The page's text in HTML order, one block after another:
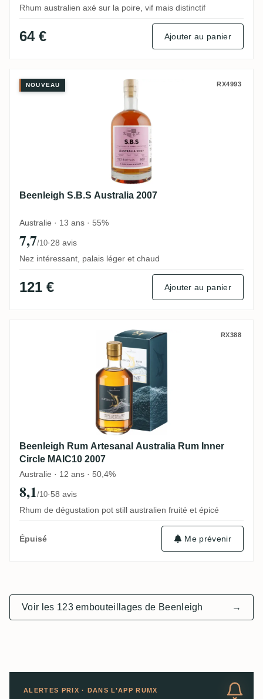
Rhum australien axé sur la poire, vif mais distinctif
64 € Ajouter au panier
Beenleigh S.B.S Australia 2007
NOUVEAU RX4993
Beenleigh S.B.S Australia 2007
Australie · 13 ans · 55%
7,7/10·28 avis
Nez intéressant, palais léger et chaud
121 € Ajouter au panier
Beenleigh Rum Artesanal Australia Rum
RX388
Beenleigh Rum Artesanal Australia Rum Inner
Circle MAIC10 2007
Australie · 12 ans · 50,4%
8,1/10·58 avis
Rhum de dégustation pot still australien fruité et épicé
Épuisé Me prévenir
Voir les 123 embouteillages de Beenleigh →
ALERTES PRIX · DANS L’APP RUMX